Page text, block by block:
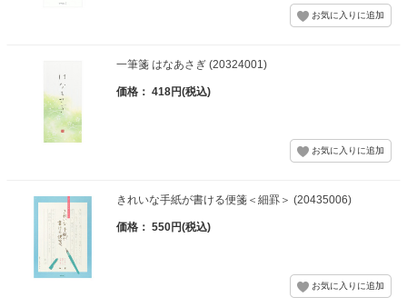
一筆箋 はなあさぎ (20324001)
価格： 418円(税込)
きれいな手紙が書ける便箋＜細罫＞ (20435006)
価格： 550円(税込)